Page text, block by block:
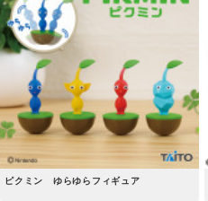
ピクミン ゆらゆらフィギュア